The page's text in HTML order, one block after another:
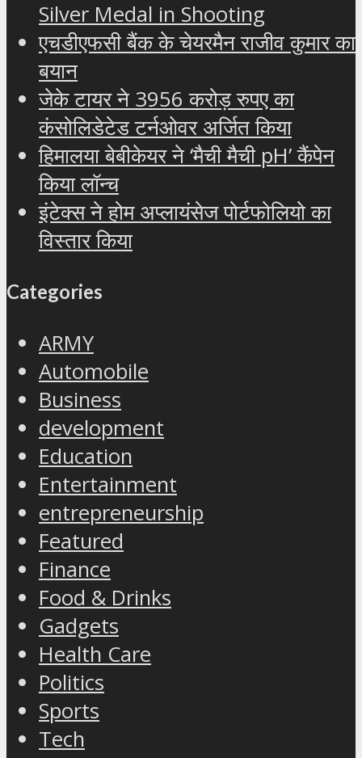
Silver Medal in Shooting
एचडीएफसी बैंक के चेयरमैन राजीव कुमार का
बयान
जेके टायर ने 3956 करोड़ रुपए का
कंसोलिडेटेड टर्नओवर अर्जित किया
हिमालया बेबीकेयर ने ‘मैची मैची pH’ कैंपेन
किया लॉन्च
इंटेक्स ने होम अप्लायंसेज पोर्टफोलियो का
विस्तार किया
Categories
ARMY
Automobile
Business
development
Education
Entertainment
entrepreneurship
Featured
Finance
Food & Drinks
Gadgets
Health Care
Politics
Sports
Tech